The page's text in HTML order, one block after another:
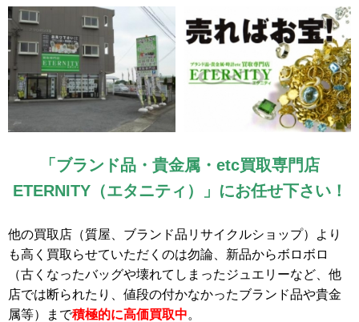
「ブランド品・貴金属・etc買取専門店
ETERNITY（エタニティ）」にお任せ下さい！
他の買取店（質屋、ブランド品リサイクルショップ）より
も高く買取らせていただくのは勿論、新品からボロボロ
（古くなったバッグや壊れてしまったジュエリーなど、他
店では断られたり、値段の付かなかったブランド品や貴金
属等）まで積極的に高価買取中。